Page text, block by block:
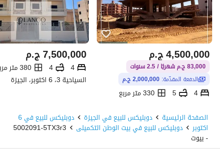
ج.م4,500,000
83,000 ج.م شهريًا / 2.5 سنوات
الدفعة المقدّمة: 2,000,000 ج.م
4
5
330 متر مربع
ج.م7,500,000
4
4
380 متر مربع
السياحية 3، 6 اكتوبر، الجيزة
الصفحة الرئيسية دوبليكس للبيع في الجيزة دوبليكس للبيع في 6
اكتوبر دوبليكس للبيع في بيت الوطن التكميلى 5002091-5TX3r3
- بيوت